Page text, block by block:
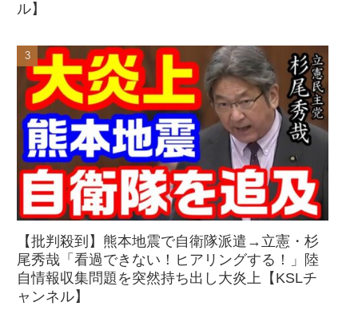
ル】
【批判殺到】熊本地震で自衛隊派遣→立憲・杉
尾秀哉「看過できない！ヒアリングする！」陸
自情報収集問題を突然持ち出し大炎上【KSLチ
ャンネル】